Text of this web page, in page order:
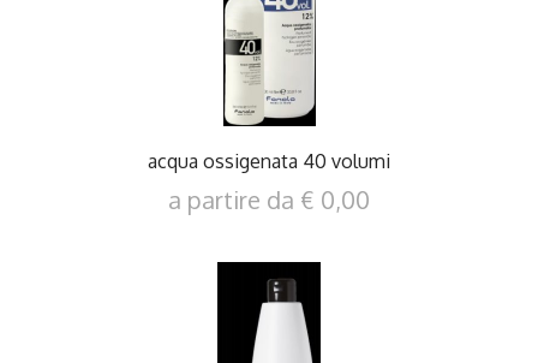
acqua ossigenata 40 volumi
a partire da € 0,00